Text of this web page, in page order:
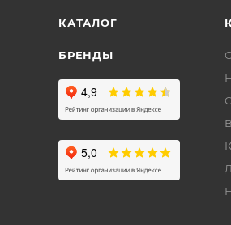
КАТАЛОГ
БРЕНДЫ